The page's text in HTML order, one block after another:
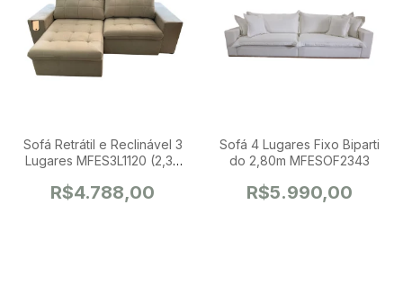
Sofá Retrátil e Reclinável 3
Lugares MFES3L1120 (2,30
R$4.788,00
Sofá 4 Lugares Fixo Biparti
do 2,80m MFESOF2343
R$5.990,00